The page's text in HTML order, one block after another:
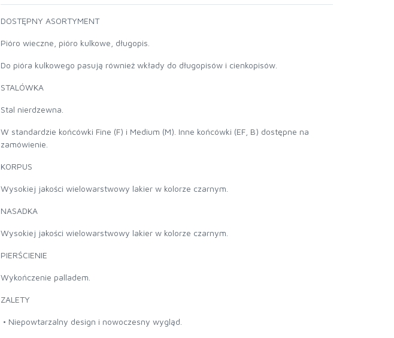
DOSTĘPNY ASORTYMENT
Pióro wieczne, pióro kulkowe, długopis.
Do pióra kulkowego pasują również wkłady do długopisów i cienkopisów.
STALÓWKA
Stal nierdzewna.
W standardzie końcówki Fine (F) i Medium (M). Inne końcówki (EF, B) dostępne na
zamówienie.
KORPUS
Wysokiej jakości wielowarstwowy lakier w kolorze czarnym.
NASADKA
Wysokiej jakości wielowarstwowy lakier w kolorze czarnym.
PIERŚCIENIE
Wykończenie palladem.
ZALETY
• Niepowtarzalny design i nowoczesny wygląd.